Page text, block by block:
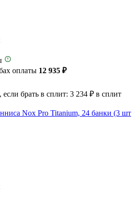
оплаты 12 935 ₽
брать в сплит: 3 234 ₽ в сплит
Nox Pro Titanium, 24 банки (3 шт